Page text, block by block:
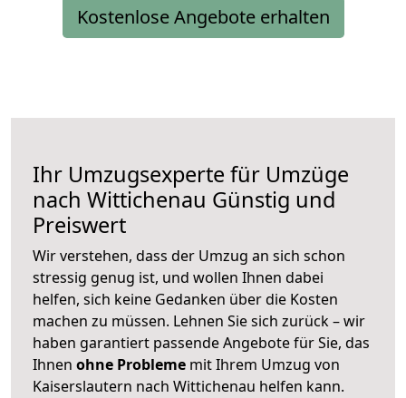
Kostenlose Angebote erhalten
Ihr Umzugsexperte für Umzüge
nach Wittichenau Günstig und
Preiswert
Wir verstehen, dass der Umzug an sich schon
stressig genug ist, und wollen Ihnen dabei
helfen, sich keine Gedanken über die Kosten
machen zu müssen. Lehnen Sie sich zurück – wir
haben garantiert passende Angebote für Sie, das
Ihnen ohne Probleme mit Ihrem Umzug von
Kaiserslautern nach Wittichenau helfen kann.